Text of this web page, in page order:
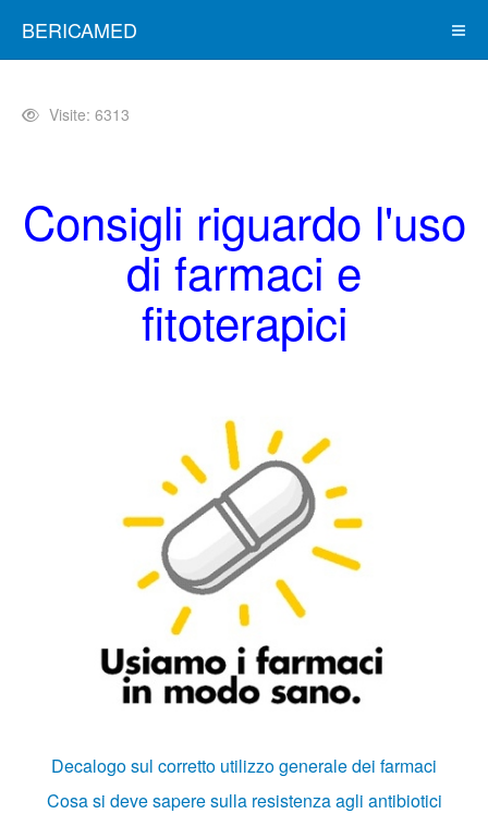
BERICAMED
Visite: 6313
Consigli riguardo l'uso
di farmaci e
fitoterapici
Decalogo sul corretto utilizzo generale dei farmaci
Cosa si deve sapere sulla resistenza agli antibiotici